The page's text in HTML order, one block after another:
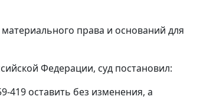
права и оснований для
Федерации, суд постановил:
419 оставить без изменения, а